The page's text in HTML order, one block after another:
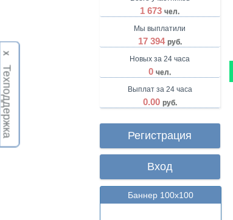
Х
Техподдержка
1 673 чел.
Мы выплатили
17 394 руб.
Новых за 24 часа
0 чел.
Выплат за 24 часа
0.00 руб.
Регистрация
Вход
Баннер 100х100